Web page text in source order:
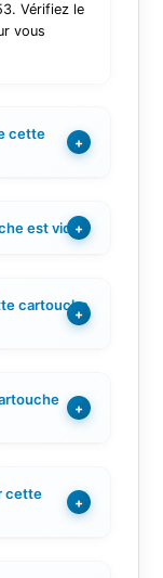
Vérifiez le
vous
cette
+
est vide ?
+
cartouche
+
+
cette
+